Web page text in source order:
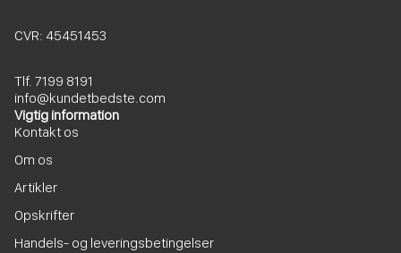
CVR: 45451453
Tlf. 7199 8191
info@kundetbedste.com
Vigtig information
Kontakt os
Om os
Artikler
Opskrifter
Handels- og leveringsbetingelser